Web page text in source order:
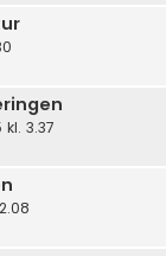
kl. 3.37